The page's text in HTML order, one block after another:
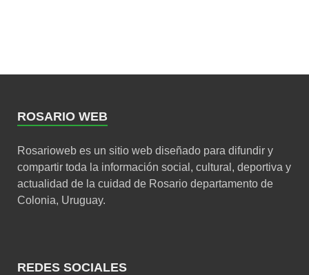
ROSARIO WEB
Rosarioweb es un sitio web diseñado para difundir y
compartir toda la información social, cultural, deportiva y
actualidad de la cuidad de Rosario departamento de
Colonia, Uruguay.
REDES SOCIALES